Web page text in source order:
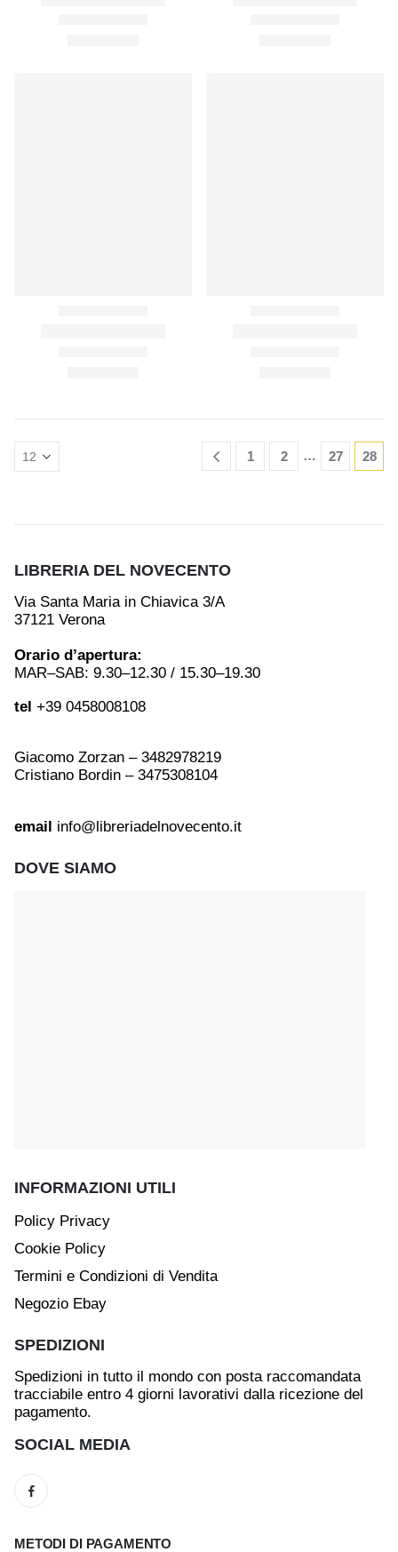
1 2 … 27 28
LIBRERIA DEL NOVECENTO
Via Santa Maria in Chiavica 3/A
37121 Verona
Orario d’apertura:
MAR–SAB: 9.30–12.30 / 15.30–19.30
tel +39 0458008108
Giacomo Zorzan – 3482978219
Cristiano Bordin – 3475308104
email info@libreriadelnovecento.it
DOVE SIAMO
INFORMAZIONI UTILI
Policy Privacy
Cookie Policy
Termini e Condizioni di Vendita
Negozio Ebay
SPEDIZIONI
Spedizioni in tutto il mondo con posta raccomandata
tracciabile entro 4 giorni lavorativi dalla ricezione del
pagamento.
SOCIAL MEDIA
METODI DI PAGAMENTO